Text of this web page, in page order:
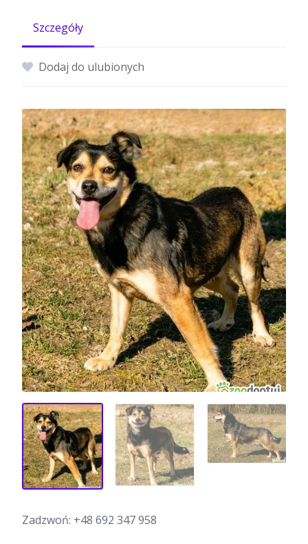
Szczegóły
Dodaj do ulubionych
Zadzwoń: +48 692 347 958